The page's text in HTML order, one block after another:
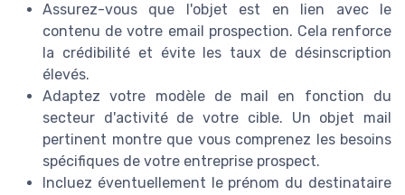
Assurez-vous que l'objet est en lien avec le
contenu de votre email prospection. Cela renforce
la crédibilité et évite les taux de désinscription
élevés.
Adaptez votre modèle de mail en fonction du
secteur d'activité de votre cible. Un objet mail
pertinent montre que vous comprenez les besoins
spécifiques de votre entreprise prospect.
Incluez éventuellement le prénom du destinataire